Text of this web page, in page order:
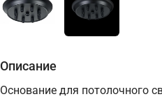
Описание
Основание для потолочного